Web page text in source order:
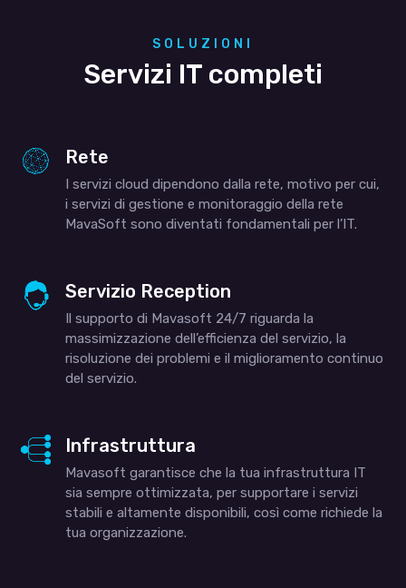
SOLUZIONI
Servizi IT completi
Rete
I servizi cloud dipendono dalla rete, motivo per cui,
i servizi di gestione e monitoraggio della rete
MavaSoft sono diventati fondamentali per l’IT.
Servizio Reception
Il supporto di Mavasoft 24/7 riguarda la
massimizzazione dell’efficienza del servizio, la
risoluzione dei problemi e il miglioramento continuo
del servizio.
Infrastruttura
Mavasoft garantisce che la tua infrastruttura IT
sia sempre ottimizzata, per supportare i servizi
stabili e altamente disponibili, così come richiede la
tua organizzazione.